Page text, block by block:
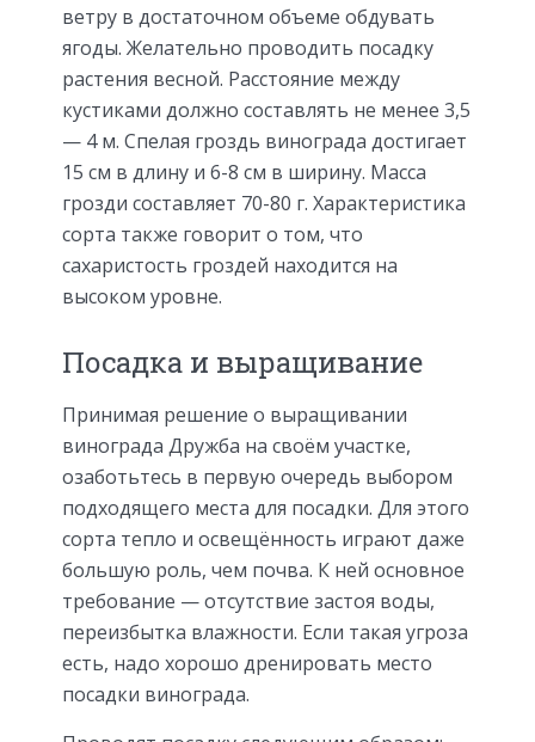
ветру в достаточном объеме обдувать
ягоды. Желательно проводить посадку
растения весной. Расстояние между
кустиками должно составлять не менее 3,5
— 4 м. Спелая гроздь винограда достигает
15 см в длину и 6-8 см в ширину. Масса
грозди составляет 70-80 г. Характеристика
сорта также говорит о том, что
сахаристость гроздей находится на
высоком уровне.
Посадка и выращивание
Принимая решение о выращивании
винограда Дружба на своём участке,
озаботьтесь в первую очередь выбором
подходящего места для посадки. Для этого
сорта тепло и освещённость играют даже
большую роль, чем почва. К ней основное
требование — отсутствие застоя воды,
переизбытка влажности. Если такая угроза
есть, надо хорошо дренировать место
посадки винограда.